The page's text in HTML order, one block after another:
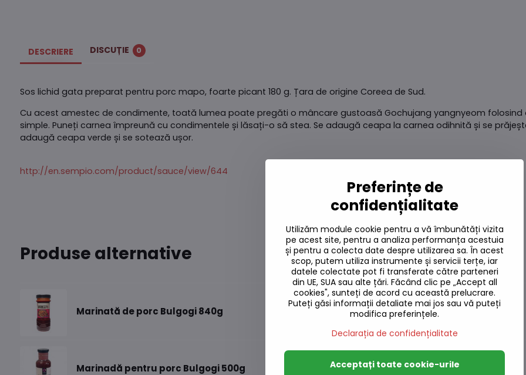
DESCRIERE DISCUȚIE 0
Sos lichid gata preparat pentru porc mapo, foarte picant 180 g. Țara de origine Coreea de Sud.
Cu acest amestec de condimente, toată lumea poate pregăti o mâncare gustoasă Gochujang yangnyeom folosind
simple. Puneți carnea împreună cu condimentele și lăsați-o să stea. Se adaugă ceapa la carnea odihnită și se
adaugă ceapa verde și se sotează ușor.
http://en.sempio.com/product/sauce/view/644
Produse alternative
Marinată de porc Bulgogi 840g
Marinadă pentru porc Bulgogi 500g
Preferințe de
confidențialitate
Utilizăm module cookie pentru a vă îmbunătăți vizita
pe acest site, pentru a analiza performanța acestuia
și pentru a colecta date despre utilizarea sa. În acest
scop, putem utiliza instrumente și servicii terțe, iar
datele colectate pot fi transferate către parteneri
din UE, SUA sau alte țări. Făcând clic pe „Accept all
cookies", sunteți de acord cu această prelucrare.
Puteți găsi informații detaliate mai jos sau vă puteți
modifica preferințele.
Declarația de confidențialitate
Acceptați toate cookie-urile